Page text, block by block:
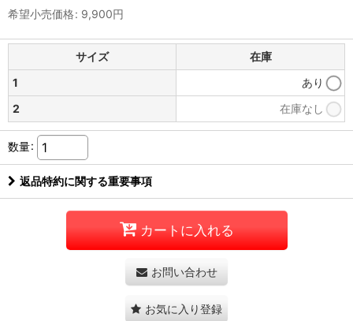
希望小売価格: 9,900円
サイズ
在庫
1
あり
2
在庫なし
数量:
返品特約に関する重要事項
カートに入れる
お問い合わせ
お気に入り登録